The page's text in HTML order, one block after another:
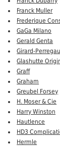
Franck Muller
Frederique
GaGa Milano
Gerald Genta
Girard-
Glashutte
Graff
Graham
Greubel Forsey
H. Moser & Cie
Harry Winston
Hautlence
HD3
Hermle